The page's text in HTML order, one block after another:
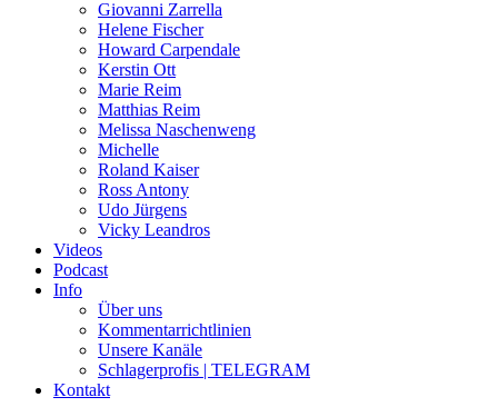
Giovanni Zarrella
Helene Fischer
Howard Carpendale
Kerstin Ott
Marie Reim
Matthias Reim
Melissa Naschenweng
Michelle
Roland Kaiser
Ross Antony
Udo Jürgens
Vicky Leandros
Videos
Podcast
Info
Über uns
Kommentarrichtlinien
Unsere Kanäle
Schlagerprofis | TELEGRAM
Kontakt